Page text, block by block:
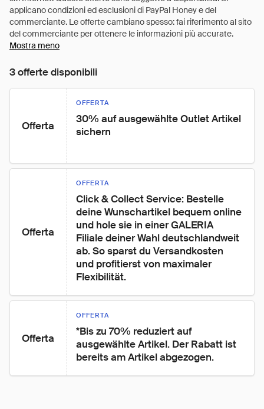
Mostra meno
3 offerte disponibili
Offerta
OFFERTA
30% auf ausgewählte Outlet Artikel
sichern
Offerta
OFFERTA
Click & Collect Service: Bestelle
deine Wunschartikel bequem online
und hole sie in einer GALERIA
Filiale deiner Wahl deutschlandweit
ab. So sparst du Versandkosten
und profitierst von maximaler
Flexibilität.
Offerta
OFFERTA
*Bis zu 70% reduziert auf
ausgewählte Artikel. Der Rabatt ist
bereits am Artikel abgezogen.